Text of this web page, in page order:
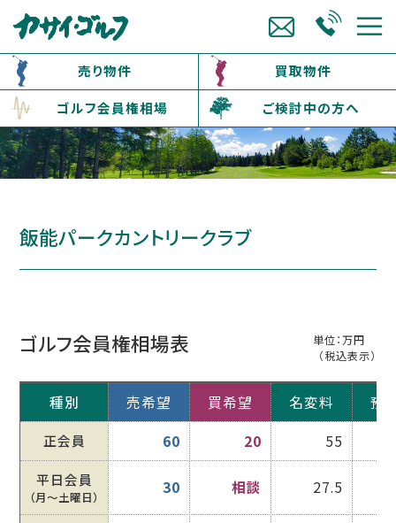
売り物件
買取物件
ゴルフ会員権相場
ご検討中の方へ
飯能パークカントリークラブ
ゴルフ会員権相場表
単位：万円
（税込表示）
種別 売希望 買希望 名変料 預
正会員 60 20 55
平日会員
（月〜土曜日） 30 相談 27.5